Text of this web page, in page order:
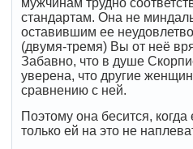
мужчинам трудно
стандартам. Она не
оставившим ее
(двумя-тремя) Вы от неё
Забавно, что в душе
уверена, что другие
сравнению с ней.
Поэтому она бесится,
только ей на это не